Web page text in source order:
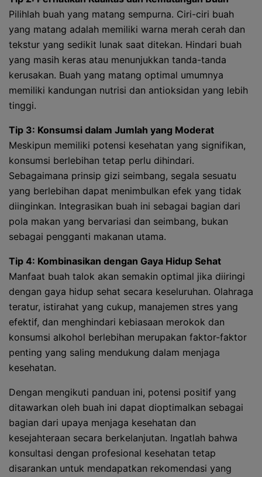
Pilihlah buah yang matang sempurna. Ciri-ciri buah
yang matang adalah memiliki warna merah cerah dan
tekstur yang sedikit lunak saat ditekan. Hindari buah
yang masih keras atau menunjukkan tanda-tanda
kerusakan. Buah yang matang optimal umumnya
memiliki kandungan nutrisi dan antioksidan yang lebih
tinggi.
Tip 3: Konsumsi dalam Jumlah yang Moderat
Meskipun memiliki potensi kesehatan yang signifikan,
konsumsi berlebihan tetap perlu dihindari.
Sebagaimana prinsip gizi seimbang, segala sesuatu
yang berlebihan dapat menimbulkan efek yang tidak
diinginkan. Integrasikan buah ini sebagai bagian dari
pola makan yang bervariasi dan seimbang, bukan
sebagai pengganti makanan utama.
Tip 4: Kombinasikan dengan Gaya Hidup Sehat
Manfaat buah talok akan semakin optimal jika diiringi
dengan gaya hidup sehat secara keseluruhan. Olahraga
teratur, istirahat yang cukup, manajemen stres yang
efektif, dan menghindari kebiasaan merokok dan
konsumsi alkohol berlebihan merupakan faktor-faktor
penting yang saling mendukung dalam menjaga
kesehatan.
Dengan mengikuti panduan ini, potensi positif yang
ditawarkan oleh buah ini dapat dioptimalkan sebagai
bagian dari upaya menjaga kesehatan dan
kesejahteraan secara berkelanjutan. Ingatlah bahwa
konsultasi dengan profesional kesehatan tetap
disarankan untuk mendapatkan rekomendasi yang